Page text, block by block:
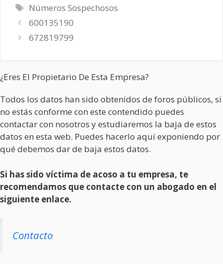
Etiquetas
Números Sospechosos
600135190
672819799
¿Eres El Propietario De Esta Empresa?
Todos los datos han sido obtenidos de foros públicos, si
no estás conforme con este contendido puedes
contactar con nosotros y estudiaremos la baja de estos
datos en esta web. Puedes hacerlo aquí exponiendo por
qué debemos dar de baja estos datos.
Si has sido víctima de acoso a tu empresa, te
recomendamos que contacte con un abogado en el
siguiente enlace.
Contacto